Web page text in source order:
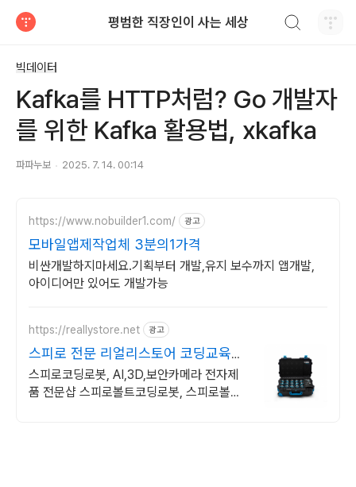
평범한 직장인이 사는 세상
빅데이터
Kafka를 HTTP처럼? Go 개발자
를 위한 Kafka 활용법, xkafka
파파누보 2025. 7. 14. 00:14
https://www.nobuilder1.com/ 광고
모바일앱제작업체 3분의1가격
비싼개발하지마세요.기획부터 개발,유지 보수까지 앱개발,
아이디어만 있어도 개발가능
https://reallystore.net 광고
스피로 전문 리얼리스토어 코딩교육을
쉽고 재밌게
스피로코딩로봇, AI,3D,보안카메라 전자제
품 전문샵 스피로볼트코딩로봇, 스피로볼트